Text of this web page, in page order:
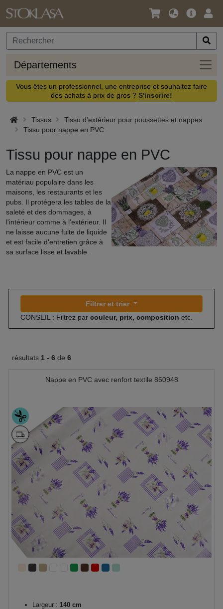
Langue
Devise
Offre
Départements
Vous êtes un professionnel, une entreprise et souhaitez faire
des achats à prix de gros ? S'inscrire!
Tissus
Tissu d’extérieur pour poussettes et nappes
Tissu pour nappe en PVC
Tissu pour nappe en PVC
La nappe en PVC est un
matériau populaire dans les
maisons, les restaurants et les
pubs. Il protégera les tables de la
saleté et des dommages, à
l'intérieur comme à l'extérieur. Il
ne laisse aucune fuite de liquide
et est facile d'entretien grâce à
sa surface lisse et lavable.
Filtrer et trier
CONSEIL : Filtrez par couleur, prix, composition etc.
résultats 1 - 6 de 6
Nappe en PVC avec renfort textile 860948
Largeur : 140 cm